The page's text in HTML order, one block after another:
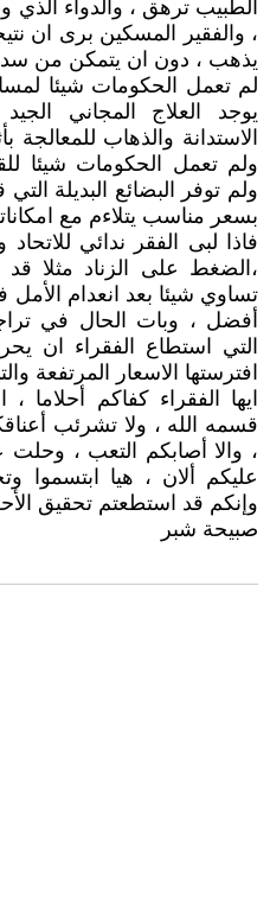
الطبيب ترهق ، والدواء
، والفقير المسكين برى ان
يذهب ، دون ان يتمكن من سد
لم تعمل الحكومات شيئا
يوجد العلاج المجاني
الاستدانة والذهاب للمعالجة
ولم تعمل الحكومات شيئا
ولم توفر البضائع البديلة
بسعر مناسب يتلاءم مع
فاذا لبى الفقر ندائي
،الضغط على الزناد مثلا قد
تساوي شيئا بعد انعدام الأمل
أفضل ، وبات الحال في
التي استطاع الفقراء ان
افترستها الاسعار المرتفعة
ايها الفقراء كفاكم أحلاما ،
قسمه الله ، ولا تشرئب
، والا أصابكم التعب ، وحلت
عليكم ألان ، هيا ابتسموا
وإنكم قد استطعتم تحقيق
صبيحة شبر